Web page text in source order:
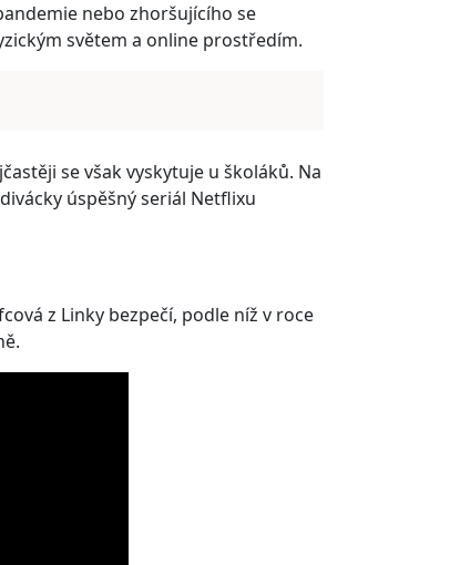
nebo zhoršujícího se
světem a online prostředím.
se však vyskytuje u školáků. Na
úspěšný seriál Netflixu
z Linky bezpečí, podle níž v roce